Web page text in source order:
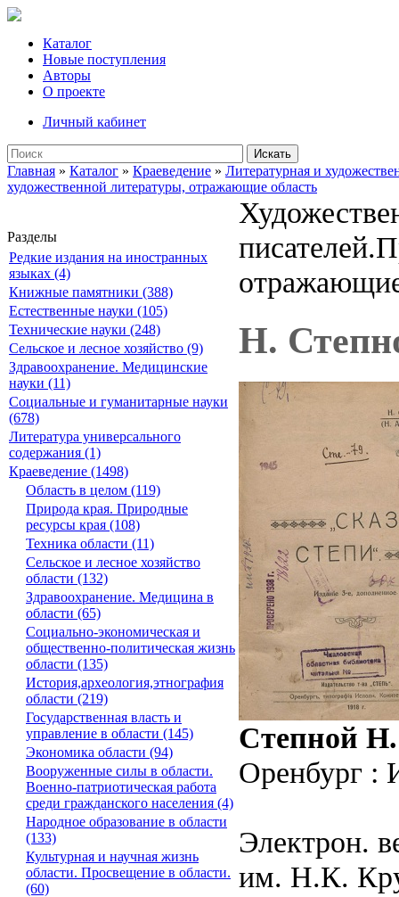
Каталог
Новые поступления
Авторы
О проекте
Личный кабинет
Искать
Главная » Каталог » Краеведение » Литературная и
художественной литературы, отражающие область
Разделы
Редкие издания на иностранных
языках (4)
Книжные памятники (388)
Естественные науки (105)
Технические науки (248)
Сельское и лесное хозяйство (9)
Здравоохранение. Медицинские
науки (11)
Социальные и гуманитарные науки
(678)
Литература универсального
содержания (1)
Краеведение (1498)
Область в целом (119)
Природа края. Природные
ресурсы края (108)
Техника области (11)
Сельское и лесное хозяйство
области (132)
Здравоохранение. Медицина в
области (65)
Социально-экономическая и
общественно-политическая жизнь
области (135)
История,археология,этнография
области (219)
Государственная власть и
управление в области (145)
Экономика области (94)
Вооруженные силы в области.
Военно-патриотическая работа
среди гражданского населения (4)
Народное образование в области
(133)
Культурная и научная жизнь
области. Просвещение в области.
(60)
Н.
Степной
Оренбург :
Электрон.
им. Н.К.